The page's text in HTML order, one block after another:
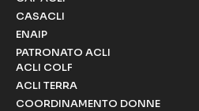
CASACLI
ENAIP
PATRONATO ACLI
ACLI COLF
ACLI TERRA
COORDINAMENTO DONNE